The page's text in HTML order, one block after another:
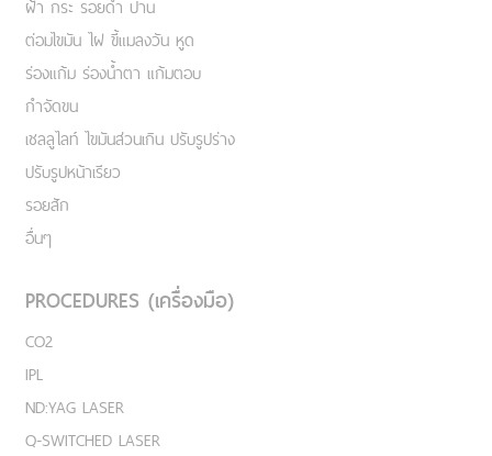
ฝ้า กระ รอยดำ ปาน
ต่อมไขมัน ไฝ ขี้แมลงวัน หูด
ร่องแก้ม ร่องน้ำตา แก้มตอบ
กำจัดขน
เชลลูไลท์ ไขมันส่วนเกิน ปรับรูปร่าง
ปรับรูปหน้าเรียว
รอยสัก
อื่นๆ
PROCEDURES (เครื่องมือ)
CO2
IPL
ND:YAG LASER
Q-SWITCHED LASER